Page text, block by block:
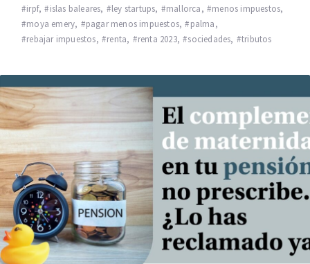
irpf, islas baleares, ley startups, mallorca, menos impuestos,
moya emery, pagar menos impuestos, palma,
rebajar impuestos, renta, renta 2023, sociedades, tributos